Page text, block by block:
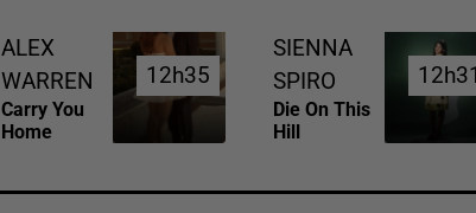
ALEX
WARREN
Carry You
Home
12h35
12h35
SIENNA
SPIRO
Die On This
Hill
12h31
12h31